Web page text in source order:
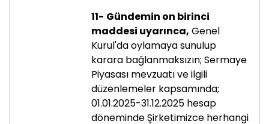
11- Gündemin on birinci
maddesi uyarınca, Genel
Kurul'da oylamaya sunulup
karara bağlanmaksızın; Sermaye
Piyasası mevzuatı ve ilgili
düzenlemeler kapsamında;
01.01.2025-31.12.2025 hesap
döneminde Şirketimizce herhangi